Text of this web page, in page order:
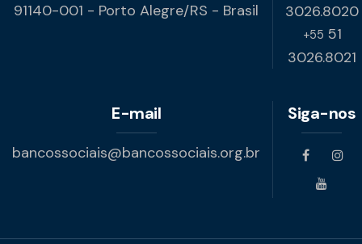
91140-001 - Porto Alegre/RS - Brasil
3026.8020
+55 51
3026.8021
E-mail
bancossociais@bancossociais.org.br
Siga-nos